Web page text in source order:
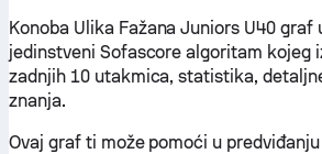
Konoba Ulika Fažana Juniors U40
jedinstveni Sofascore algoritam kojeg
zadnjih 10 utakmica, statistika,
znanja.
Ovaj graf ti može pomoći u